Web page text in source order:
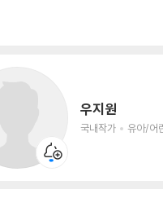
우지원
국내작가 유아/어